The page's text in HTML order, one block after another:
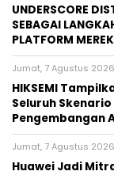
UNDERSCORE
SEBAGAI
PLATFORM
Jumat, 7 Agustus
HIKSEMI
Seluruh
Pengembangan
Jumat, 7 Agustus
Huawei Jadi